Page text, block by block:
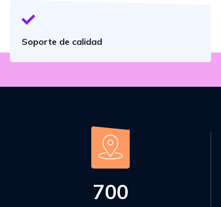
Soporte de calidad
700